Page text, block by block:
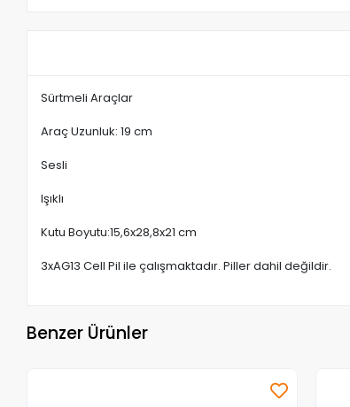
Sürtmeli Araçlar
Araç Uzunluk: 19 cm
Sesli
Işıklı
Kutu Boyutu:15,6x28,8x21 cm
3xAG13 Cell Pil ile çalışmaktadır. Piller dahil değildir.
Benzer Ürünler